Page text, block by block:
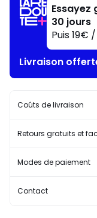
30 jours
Puis 19€
Livraison
Coûts de livraison
Retours gratuits et
Modes de paiement
Contact